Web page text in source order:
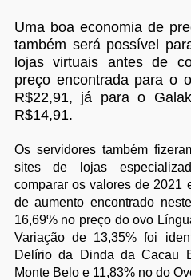
Uma boa economia de
também será possível
lojas virtuais antes de
preço encontrada para o
R$22,91, já para o
R$14,91.
Os servidores também
sites de lojas
comparar os valores de 2021
de aumento encontrado
16,69% no preço do ovo
Variação de 13,35% foi
Delírio da Dinda da Cacau
Monte Belo e 11,83% no do